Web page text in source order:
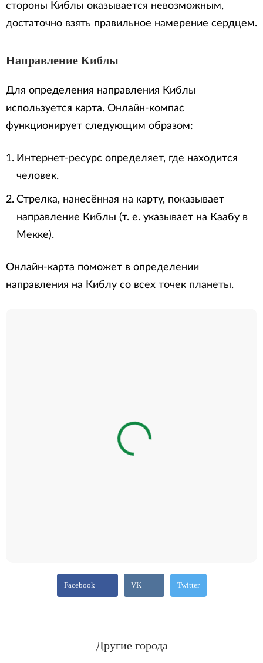
стороны Киблы оказывается невозможным,
достаточно взять правильное намерение сердцем.
Направление Киблы
Для определения направления Киблы
используется карта. Онлайн-компас
функционирует следующим образом:
Интернет-ресурс определяет, где находится
человек.
Стрелка, нанесённая на карту, показывает
направление Киблы (т. е. указывает на Каабу в
Мекке).
Онлайн-карта поможет в определении
направления на Киблу со всех точек планеты.
Facebook VK Twitter
Другие города